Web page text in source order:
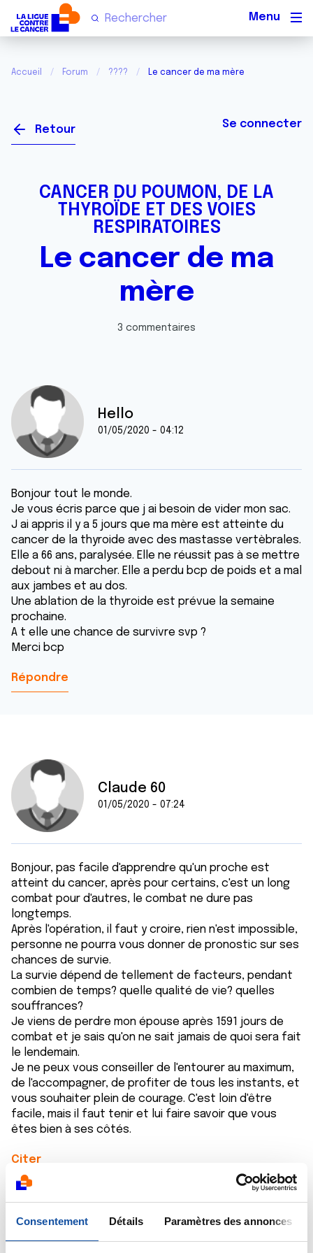
Consentement Détails Paramètres des annonces
Accueil Forum ???? Le cancer de ma mère
Retour Se connecter
CANCER DU POUMON, DE LA
THYROÏDE ET DES VOIES
RESPIRATOIRES
Le cancer de ma
mère
3 commentaires
Hello
01/05/2020 - 04:12
Bonjour tout le monde.
Je vous écris parce que j ai besoin de vider mon sac.
J ai appris il y a 5 jours que ma mère est atteinte du
cancer de la thyroide avec des mastasse vertèbrales.
Elle a 66 ans, paralysée. Elle ne réussit pas à se mettre
debout ni à marcher. Elle a perdu bcp de poids et a mal
aux jambes et au dos.
Une ablation de la thyroide est prévue la semaine
prochaine.
A t elle une chance de survivre svp ?
Merci bcp
Répondre
Claude 60
01/05/2020 - 07:24
Bonjour, pas facile d'apprendre qu'un proche est
atteint du cancer, après pour certains, c'est un long
combat pour d'autres, le combat ne dure pas
longtemps.
Après l'opération, il faut y croire, rien n'est impossible,
personne ne pourra vous donner de pronostic sur ses
chances de survie.
La survie dépend de tellement de facteurs, pendant
combien de temps? quelle qualité de vie? quelles
souffrances?
Je viens de perdre mon épouse après 1591 jours de
combat et je sais qu'on ne sait jamais de quoi sera fait
le lendemain.
Je ne peux vous conseiller de l'entourer au maximum,
de l'accompagner, de profiter de tous les instants, et
vous souhaiter plein de courage. C'est loin d'être
facile, mais il faut tenir et lui faire savoir que vous
êtes bien à ses côtés.
Citer